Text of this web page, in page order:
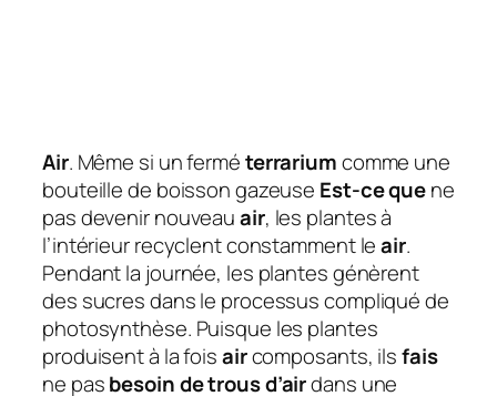
Air. Même si un ferméterrariumcomme une
bouteille de boisson gazeuse Est-ce quene
pas devenir nouveauair, les plantes à
l’intérieur recyclent constamment leair.
Pendant la journée, les plantes génèrent
des sucres dans le processus compliqué de
photosynthèse. Puisque les plantes
produisent à la foisaircomposants, ilsfais
ne pasbesoin de trous d’airdans une